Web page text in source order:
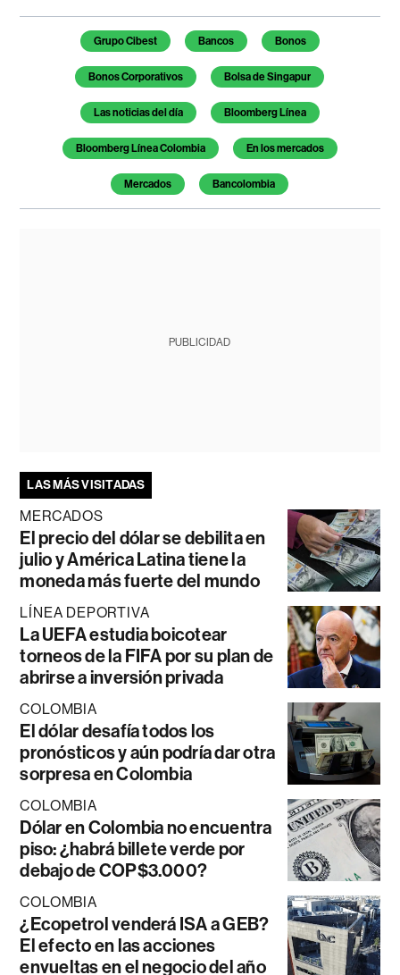
Temas de este artículo
Grupo Cibest Bancos Bonos
Bonos Corporativos Bolsa de Singapur
Las noticias del día Bloomberg Línea
Bloomberg Línea Colombia En los mercados
Mercados Bancolombia
PUBLICIDAD
LAS MÁS VISITADAS
MERCADOS
El precio del dólar se debilita en
julio y América Latina tiene la
moneda más fuerte del mundo
LÍNEA DEPORTIVA
La UEFA estudia boicotear
torneos de la FIFA por su plan de
abrirse a inversión privada
COLOMBIA
El dólar desafía todos los
pronósticos y aún podría dar otra
sorpresa en Colombia
COLOMBIA
Dólar en Colombia no encuentra
piso: ¿habrá billete verde por
debajo de COP$3.000?
COLOMBIA
¿Ecopetrol venderá ISA a GEB?
El efecto en las acciones
envueltas en el negocio del año